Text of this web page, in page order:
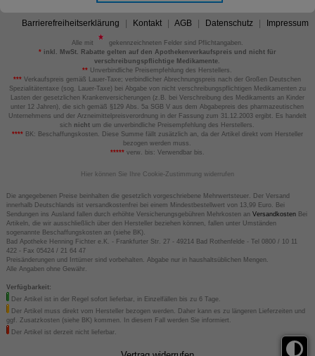
Barrierefreiheitserklärung Kontakt AGB Datenschutz Impressum
Alle mit
gekennzeichneten Felder sind Pflichtangaben.
*inkl. MwSt. Rabatte gelten auf den Apothekenverkaufspreis und nicht für
verschreibungspflichtige Medikamente.
** Unverbindliche Preisempfehlung des Herstellers.
*** Verkaufspreis gemäß Lauer-Taxe; verbindlicher Abrechnungspreis nach der Großen Deutschen
Spezialitätentaxe (sog. Lauer-Taxe) bei Abgabe von nicht verschreibungspflichtigen Medikamenten zu
Lasten der gesetzlichen Krankenversicherungen (z.B. bei Verschreibung des Medikaments an Kinder
unter 12 Jahren), die sich gemäß §129 Abs. 5a SGB V aus dem Abgabepreis des pharmazeutischen
Unternehmens und der Arzneimittelpreisverordnung in der Fassung zum 31.12.2003 ergibt. Es handelt
sich nicht um die unverbindliche Preisempfehlung des Herstellers.
****BK: Beschaffungskosten. Diese Summe fällt zusätzlich an, da der Artikel direkt vom Hersteller
bezogen werden muss.
*****verw. bis: Verwendbar bis.
Hier können Sie Ihre Cookie-Zustimmung widerrufen
Die angegebenen Preise beinhalten die gesetzlich vorgeschriebene Mehrwertsteuer. Der Versand
innerhalb Deutschlands ist versandkostenfrei bei einem Mindestbestellwert von 13,99 Euro. Bei
Sendungen ins Ausland fallen durch erhöhte Versicherungsgebühren Mehrkosten an VersandkostenBei
Artikeln, die wir ausschließlich über den Hersteller beziehen können, fallen unter Umständen
sogenannte Beschaffungskosten an (siehe BK).
Bad Apotheke Henning Fichter e.K. - Frankfurter Str. 27 - 49214 Bad Rothenfelde - Tel 0800 / 10 11
422 - Fax 05424 / 21 64 47
Preisänderungen und Irrtümer sind vorbehalten. Abgabe nur in haushaltsüblichen Mengen.
Alle Angaben ohne Gewähr.
Verfügbarkeit:
Der Artikel ist in der Regel sofort lieferbar, in Einzelfällen bis zu 6 Tage.
Der Artikel muss direkt vom Hersteller bezogen werden. Daher kann es zu längeren Lieferzeiten und
ggf. Zusatzkosten (siehe BK) kommen. In diesem Fall werden Sie informiert.
Der Artikel ist derzeit nicht lieferbar.